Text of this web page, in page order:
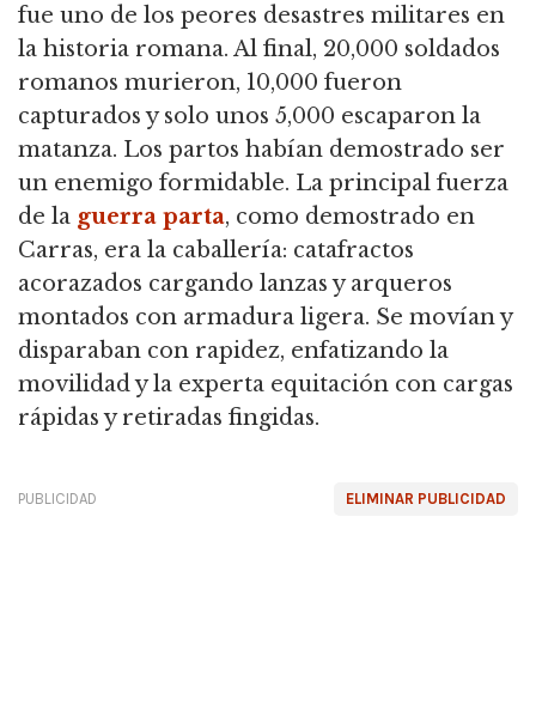
fue uno de los peores desastres militares en
la historia romana. Al final, 20,000 soldados
romanos murieron, 10,000 fueron
capturados y solo unos 5,000 escaparon la
matanza. Los partos habían demostrado ser
un enemigo formidable. La principal fuerza
de la guerra parta, como demostrado en
Carras, era la caballería: catafractos
acorazados cargando lanzas y arqueros
montados con armadura ligera. Se movían y
disparaban con rapidez, enfatizando la
movilidad y la experta equitación con cargas
rápidas y retiradas fingidas.
ELIMINAR PUBLICIDAD
PUBLICIDAD